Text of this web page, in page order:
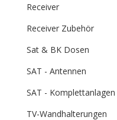
Receiver
Receiver Zubehör
Sat & BK Dosen
SAT - Antennen
SAT - Komplettanlagen
TV-Wandhalterungen